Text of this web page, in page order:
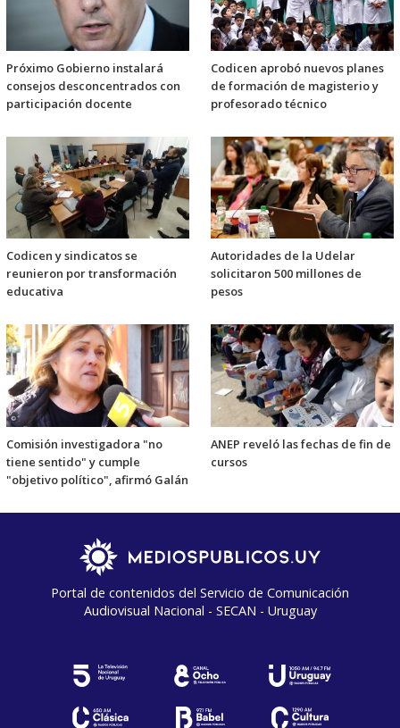
Próximo Gobierno instalará
consejos desconcentrados con
participación docente
Codicen aprobó nuevos planes
de formación de magisterio y
profesorado técnico
Codicen y sindicatos se
reunieron por transformación
educativa
Autoridades de la Udelar
solicitaron 500 millones de
pesos
Comisión investigadora "no
tiene sentido" y cumple
"objetivo político", afirmó Galán
ANEP reveló las fechas de fin de
cursos
Portal de contenidos del Servicio de Comunicación
Audiovisual Nacional - SECAN - Uruguay